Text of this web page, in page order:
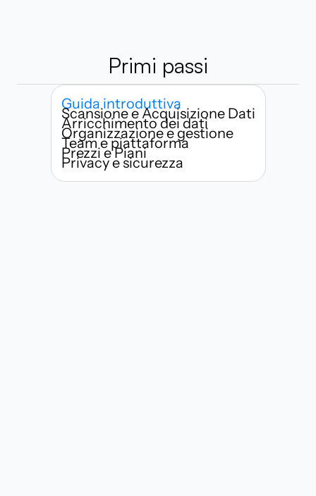
Primi passi
Guida introduttiva
Scansione e Acquisizione Dati
Arricchimento dei dati
Organizzazione e gestione
Team e piattaforma
Prezzi e Piani
Privacy e sicurezza